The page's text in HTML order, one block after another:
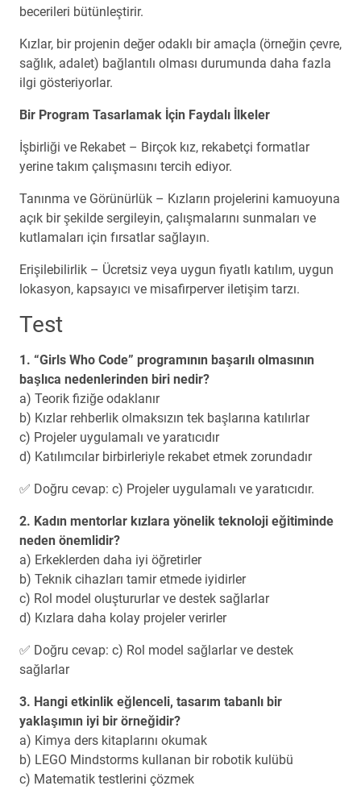
becerileri bütünleştirir.
Kızlar, bir projenin değer odaklı bir amaçla (örneğin çevre,
sağlık, adalet) bağlantılı olması durumunda daha fazla
ilgi gösteriyorlar.
Bir Program Tasarlamak İçin Faydalı İlkeler
İşbirliği ve Rekabet – Birçok kız, rekabetçi formatlar
yerine takım çalışmasını tercih ediyor.
Tanınma ve Görünürlük – Kızların projelerini kamuoyuna
açık bir şekilde sergileyin, çalışmalarını sunmaları ve
kutlamaları için fırsatlar sağlayın.
Erişilebilirlik – Ücretsiz veya uygun fiyatlı katılım, uygun
lokasyon, kapsayıcı ve misafirperver iletişim tarzı.
Test
1. “Girls Who Code” programının başarılı olmasının
başlıca nedenlerinden biri nedir?
a) Teorik fiziğe odaklanır
b) Kızlar rehberlik olmaksızın tek başlarına katılırlar
c) Projeler uygulamalı ve yaratıcıdır
d) Katılımcılar birbirleriyle rekabet etmek zorundadır
✅ Doğru cevap: c) Projeler uygulamalı ve yaratıcıdır.
2. Kadın mentorlar kızlara yönelik teknoloji eğitiminde
neden önemlidir?
a) Erkeklerden daha iyi öğretirler
b) Teknik cihazları tamir etmede iyidirler
c) Rol model oluştururlar ve destek sağlarlar
d) Kızlara daha kolay projeler verirler
✅ Doğru cevap: c) Rol model sağlarlar ve destek
sağlarlar
3. Hangi etkinlik eğlenceli, tasarım tabanlı bir
yaklaşımın iyi bir örneğidir?
a) Kimya ders kitaplarını okumak
b) LEGO Mindstorms kullanan bir robotik kulübü
c) Matematik testlerini çözmek